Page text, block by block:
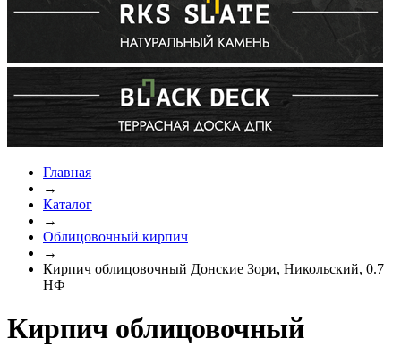
Главная
→
Каталог
→
Облицовочный кирпич
→
Кирпич облицовочный Донские Зори, Никольский, 0.7
НФ
Кирпич облицовочный